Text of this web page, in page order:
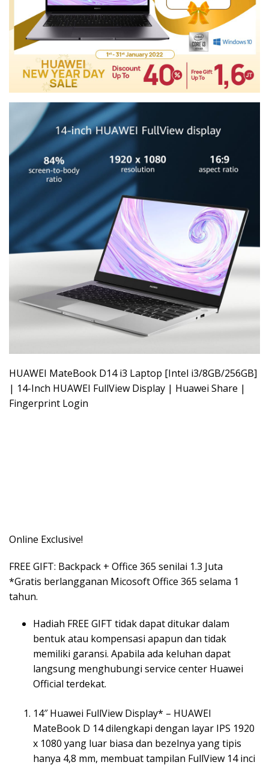
HUAWEI MateBook D14 i3 Laptop [Intel i3/8GB/256GB]
| 14-Inch HUAWEI FullView Display | Huawei Share |
Fingerprint Login
Online Exclusive!
FREE GIFT: Backpack + Office 365 senilai 1.3 Juta
*Gratis berlangganan Micosoft Office 365 selama 1
tahun.
Hadiah FREE GIFT tidak dapat ditukar dalam
bentuk atau kompensasi apapun dan tidak
memiliki garansi. Apabila ada keluhan dapat
langsung menghubungi service center Huawei
Official terdekat.
14″ Huawei FullView Display* – HUAWEI
MateBook D 14 dilengkapi dengan layar IPS 1920
x 1080 yang luar biasa dan bezelnya yang tipis
hanya 4,8 mm, membuat tampilan FullView 14 inci